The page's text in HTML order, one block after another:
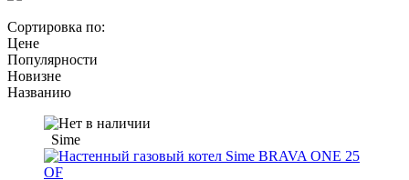
Сортировка по:
Цене
Популярности
Новизне
Названию
Sime